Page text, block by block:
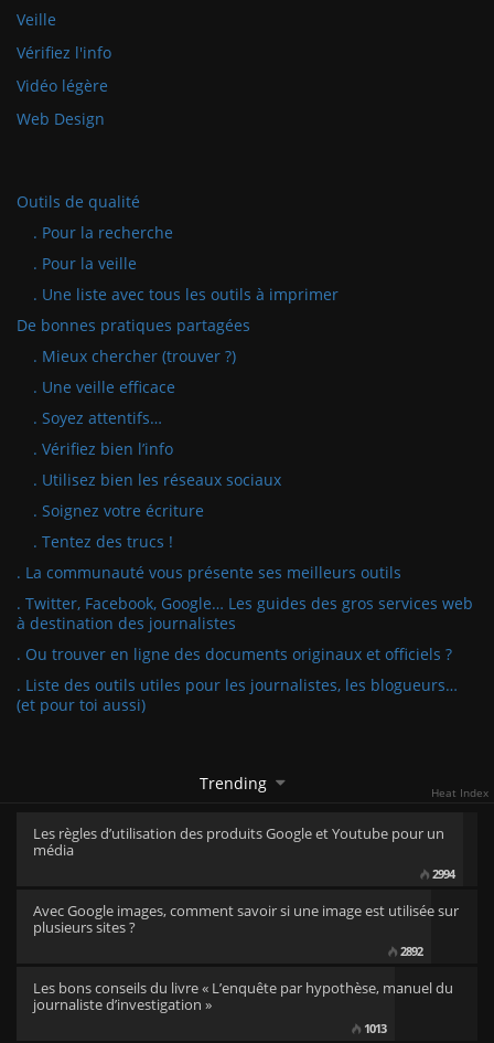
Veille
Vérifiez l'info
Vidéo légère
Web Design
Outils de qualité
. Pour la recherche
. Pour la veille
. Une liste avec tous les outils à imprimer
De bonnes pratiques partagées
. Mieux chercher (trouver ?)
. Une veille efficace
. Soyez attentifs…
. Vérifiez bien l’info
. Utilisez bien les réseaux sociaux
. Soignez votre écriture
. Tentez des trucs !
. La communauté vous présente ses meilleurs outils
. Twitter, Facebook, Google… Les guides des gros services web
à destination des journalistes
. Ou trouver en ligne des documents originaux et officiels ?
. Liste des outils utiles pour les journalistes, les blogueurs…
(et pour toi aussi)
Trending Heat Index
Les règles d’utilisation des produits Google et Youtube pour un
média
2994
Avec Google images, comment savoir si une image est utilisée sur
plusieurs sites ?
2892
Les bons conseils du livre « L’enquête par hypothèse, manuel du
journaliste d’investigation »
1013